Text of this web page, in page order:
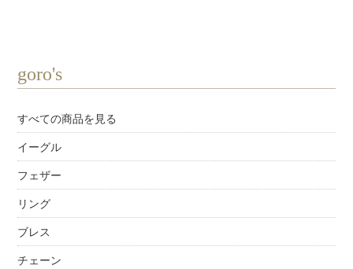
goro's
すべての商品を見る
イーグル
フェザー
リング
ブレス
チェーン